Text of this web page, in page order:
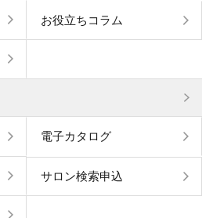
お役立ちコラム
電子カタログ
サロン検索申込